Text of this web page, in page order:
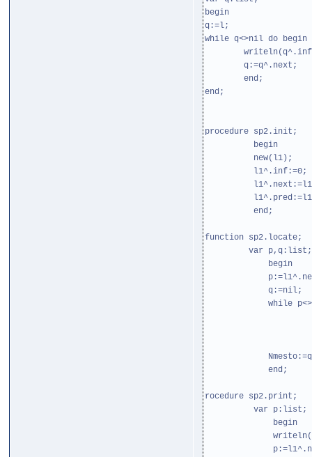
begin
q:=l;
while q<>nil do begin
q:=q^.next;
end;
end;
procedure sp2.init;
begin
new(l1);
l1^.inf:=0;
end;
function sp2.locate;
var p,q:list;
begin
q:=nil;
while p<>l1
end;
rocedure sp2.print;
var p:list;
begin
writeln('Vivod